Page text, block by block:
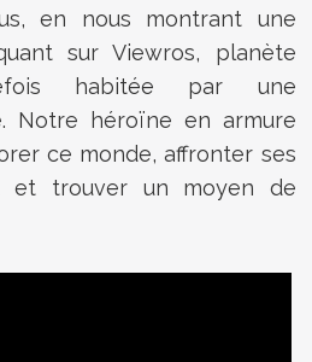
en nous montrant une
sur Viewros, planète
habitée par une
Notre héroïne en armure
ce monde, affronter ses
et trouver un moyen de